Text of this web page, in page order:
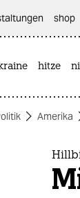
shop
hitze
Amerika